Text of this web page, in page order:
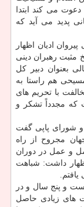
می کند ابتدا
پدید می آید که
ادیان اظهار
مثبت رهبران دینی
بعنوان دبیر کل
هم راستا به
با تحریم های
که مجدداً تشکر و
شورای پاپی گفت
مجروح از راه
و عمل در دوران
و اظهار داشت: شباهت
و پنج سال و در
های زیادی حاصل